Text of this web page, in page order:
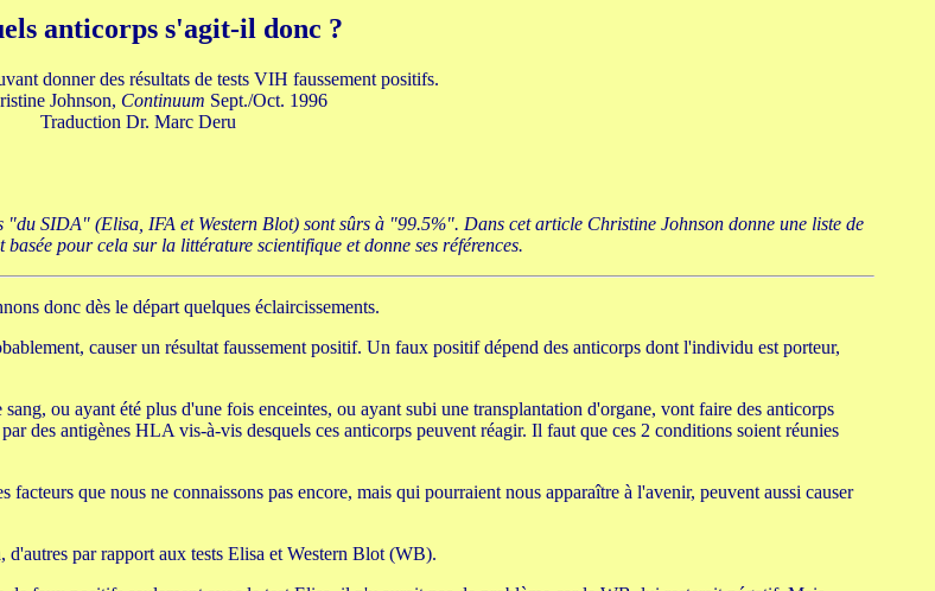
anticorps s'agit-il donc ?
donner des résultats de tests VIH faussement positifs.
Johnson, Continuum Sept./Oct. 1996
Traduction Dr. Marc Deru
SIDA" (Elisa, IFA et Western Blot) sont sûrs à "99.5%". Dans cet article Christine Johnson donne une liste de
pour cela sur la littérature scientifique et donne ses références.
donc dès le départ quelques éclaircissements.
causer un résultat faussement positif. Un faux positif dépend des anticorps dont l'individu est porteur,
ou ayant été plus d'une fois enceintes, ou ayant subi une transplantation d'organe, vont faire des anticorps
des antigènes HLA vis-à-vis desquels ces anticorps peuvent réagir. Il faut que ces 2 conditions soient réunies
que nous ne connaissons pas encore, mais qui pourraient nous apparaître à l'avenir, peuvent aussi causer
d'autres par rapport aux tests Elisa et Western Blot (WB).